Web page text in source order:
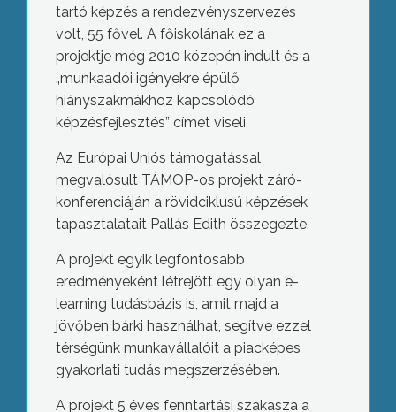
tartó képzés a rendezvényszervezés
volt, 55 fővel. A főiskolának ez a
projektje még 2010 közepén indult és a
„munkaadói igényekre épülő
hiányszakmákhoz kapcsolódó
képzésfejlesztés” címet viseli.
Az Európai Uniós támogatással
megvalósult TÁMOP-os projekt záró-
konferenciáján a rövidciklusú képzések
tapasztalatait Pallás Edith összegezte.
A projekt egyik legfontosabb
eredményeként létrejött egy olyan e-
learning tudásbázis is, amit majd a
jövőben bárki használhat, segítve ezzel
térségünk munkavállalóit a piacképes
gyakorlati tudás megszerzésében.
A projekt 5 éves fenntartási szakasza a